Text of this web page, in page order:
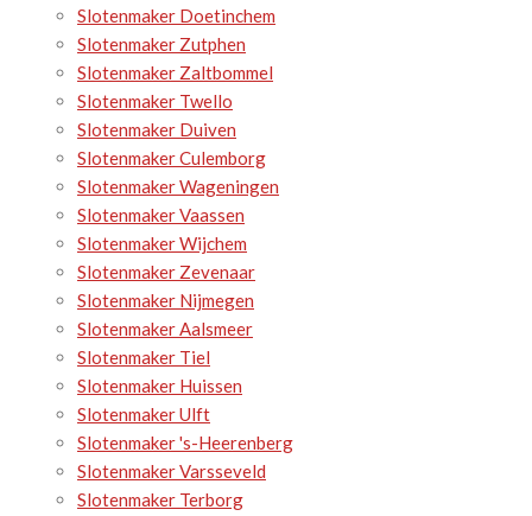
Slotenmaker Doetinchem
Slotenmaker Zutphen
Slotenmaker Zaltbommel
Slotenmaker Twello
Slotenmaker Duiven
Slotenmaker Culemborg
Slotenmaker Wageningen
Slotenmaker Vaassen
Slotenmaker Wijchem
Slotenmaker Zevenaar
Slotenmaker Nijmegen
Slotenmaker Aalsmeer
Slotenmaker Tiel
Slotenmaker Huissen
Slotenmaker Ulft
Slotenmaker 's-Heerenberg
Slotenmaker Varsseveld
Slotenmaker Terborg